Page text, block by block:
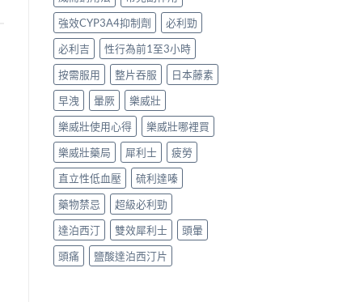
強效CYP3A4抑制劑
必利勁
必利吉
性行為前1至3小時
按需服用
整片吞服
日本藤素
早洩
暈厥
樂威壯
樂威壯使用心得
樂威壯哪裡買
樂威壯藥局
犀利士
疲勞
直立性低血壓
硫利達嗪
藥物禁忌
超級必利勁
達泊西汀
雙效犀利士
頭暈
頭痛
鹽酸達泊西汀片